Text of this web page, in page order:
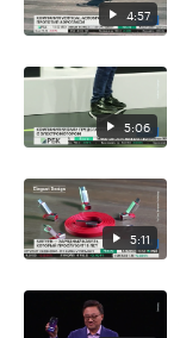
4:57
5:06
5:11